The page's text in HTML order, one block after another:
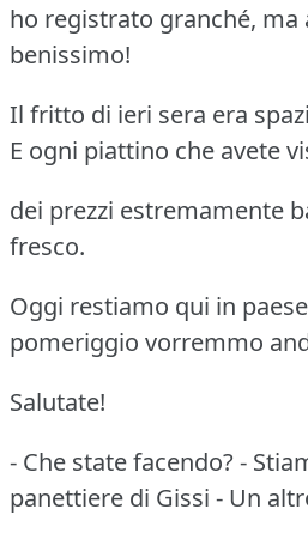
ho registrato granché,
benissimo!
Il fritto di ieri sera era
E ogni piattino che avete
dei prezzi estremamente
fresco.
Oggi restiamo qui in
pomeriggio vorremmo
Salutate!
- Che state facendo? -
panettiere di Gissi - Un